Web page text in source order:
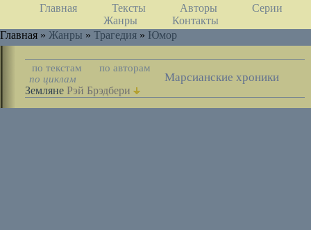
Главная Тексты Авторы
Серии
Жанры
Контакты
Главная » Жанры » Трагедия » Юмор
по текстам
по авторам
по циклам
Марсианские хроники
Земляне Рэй Брэдбери